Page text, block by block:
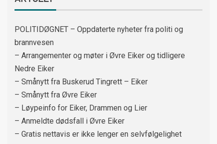
POLITIDØGNET – Oppdaterte nyheter fra politi og
brannvesen
– Arrangementer og møter i Øvre Eiker og tidligere
Nedre Eiker
– Smånytt fra Buskerud Tingrett – Eiker
– Smånytt fra Øvre Eiker
– Løypeinfo for Eiker, Drammen og Lier
– Anmeldte dødsfall i Øvre Eiker
– Gratis nettavis er ikke lenger en selvfølgelighet